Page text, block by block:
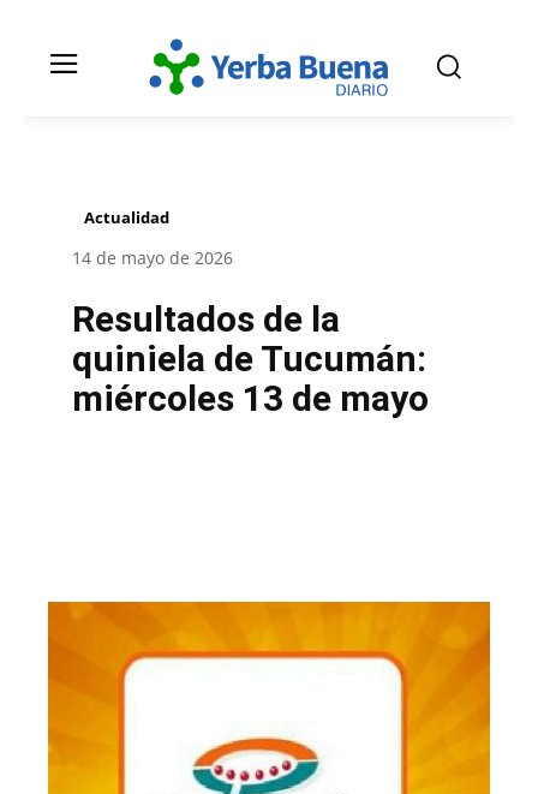
Actualidad
14 de mayo de 2026
Resultados de la
quiniela de Tucumán:
miércoles 13 de mayo